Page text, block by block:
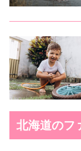
北海道のフ